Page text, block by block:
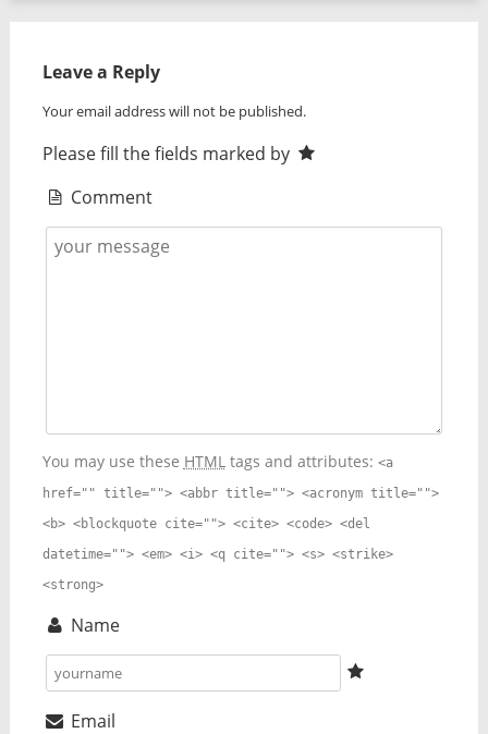
Leave a Reply
Your email address will not be published.
Please fill the fields marked by
Comment
You may use these HTMLtags and attributes: <a
href="" title=""> <abbr title=""> <acronym title="">
<b> <blockquote cite=""> <cite> <code> <del
datetime=""> <em> <i> <q cite=""> <s> <strike>
<strong>
Name
Email